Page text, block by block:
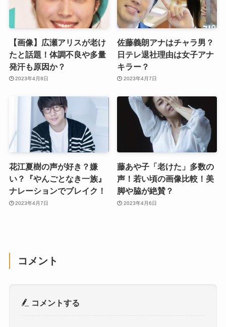
【画像】広瀬アリスが老け
たと話題！体調不良や多量
発汗も原因か？
2023年4月8日
佐藤義朗アナはチャラ男？
日テレ退社理由は女子アナ
キラー？
2023年4月7日
花江夏樹の声が好き？嫌
い？『やんごとなき一族』
ナレーションでブレイク！
2023年4月7日
藤あや子「老けた」多数の
声！若い頃の画像比較！美
脚や脇が絶賛？
2023年4月6日
コメント
コメントする